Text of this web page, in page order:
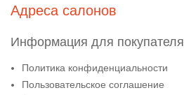
Адреса салонов
Информация для покупателя
Политика конфиденциальности
Пользовательское соглашение